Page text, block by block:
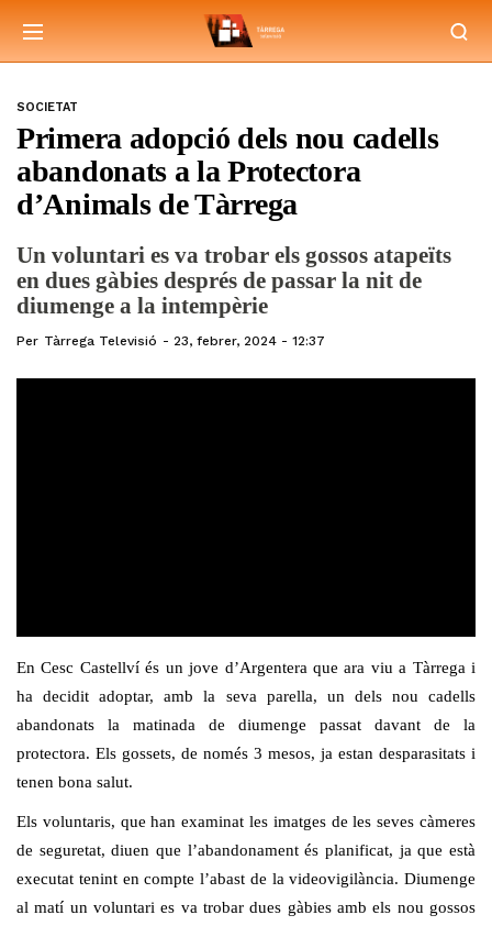
SOCIETAT
Primera adopció dels nou cadells
abandonats a la Protectora
d’Animals de Tàrrega
Un voluntari es va trobar els gossos atapeïts
en dues gàbies després de passar la nit de
diumenge a la intempèrie
Per Tàrrega Televisió 23, febrer, 2024 - 12:37
En Cesc Castellví és un jove d’Argentera que ara viu a Tàrrega i
ha decidit adoptar, amb la seva parella, un dels nou cadells
abandonats la matinada de diumenge passat davant de la
protectora. Els gossets, de només 3 mesos, ja estan desparasitats i
tenen bona salut.
Els voluntaris, que han examinat les imatges de les seves càmeres
de seguretat, diuen que l’abandonament és planificat, ja que està
executat tenint en compte l’abast de la videovigilància. Diumenge
al matí un voluntari es va trobar dues gàbies amb els nou gossos